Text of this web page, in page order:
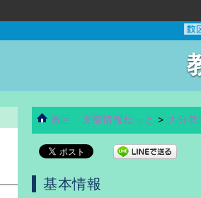
教区・支部情報ねっと > 大分教
基本情報